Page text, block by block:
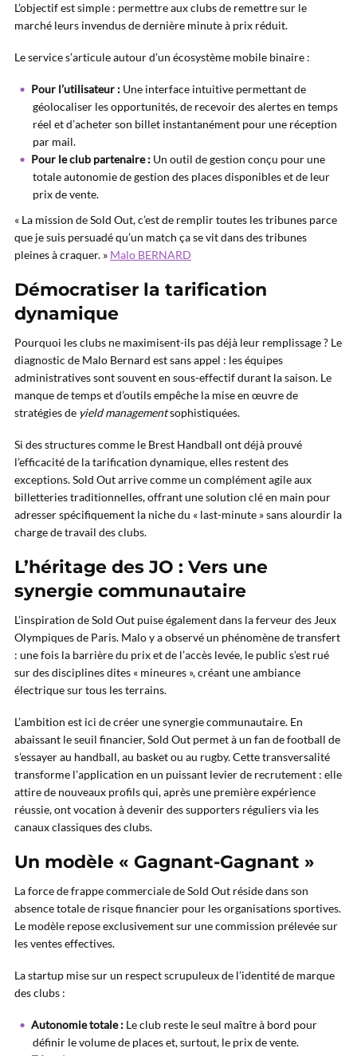
L’objectif est simple : permettre aux clubs de remettre sur le
marché leurs invendus de dernière minute à prix réduit.
Le service s’articule autour d’un écosystème mobile binaire :
Pour l’utilisateur : Une interface intuitive permettant de
géolocaliser les opportunités, de recevoir des alertes en temps
réel et d’acheter son billet instantanément pour une réception
par mail.
Pour le club partenaire : Un outil de gestion conçu pour une
totale autonomie de gestion des places disponibles et de leur
prix de vente.
« La mission de Sold Out, c’est de remplir toutes les tribunes parce
que je suis persuadé qu’un match ça se vit dans des tribunes
pleines à craquer. » Malo BERNARD
Démocratiser la tarification
dynamique
Pourquoi les clubs ne maximisent-ils pas déjà leur remplissage ? Le
diagnostic de Malo Bernard est sans appel : les équipes
administratives sont souvent en sous-effectif durant la saison. Le
manque de temps et d’outils empêche la mise en œuvre de
stratégies de yield managementsophistiquées.
Si des structures comme le Brest Handball ont déjà prouvé
l’efficacité de la tarification dynamique, elles restent des
exceptions. Sold Out arrive comme un complément agile aux
billetteries traditionnelles, offrant une solution clé en main pour
adresser spécifiquement la niche du « last-minute » sans alourdir la
charge de travail des clubs.
L’héritage des JO : Vers une
synergie communautaire
L’inspiration de Sold Out puise également dans la ferveur des Jeux
Olympiques de Paris. Malo y a observé un phénomène de transfert
: une fois la barrière du prix et de l’accès levée, le public s’est rué
sur des disciplines dites « mineures », créant une ambiance
électrique sur tous les terrains.
L’ambition est ici de créer une synergie communautaire. En
abaissant le seuil financier, Sold Out permet à un fan de football de
s’essayer au handball, au basket ou au rugby. Cette transversalité
transforme l’application en un puissant levier de recrutement : elle
attire de nouveaux profils qui, après une première expérience
réussie, ont vocation à devenir des supporters réguliers via les
canaux classiques des clubs.
Un modèle « Gagnant-Gagnant »
La force de frappe commerciale de Sold Out réside dans son
absence totale de risque financier pour les organisations sportives.
Le modèle repose exclusivement sur une commission prélevée sur
les ventes effectives.
La startup mise sur un respect scrupuleux de l’identité de marque
des clubs :
Autonomie totale : Le club reste le seul maître à bord pour
définir le volume de places et, surtout, le prix de vente.